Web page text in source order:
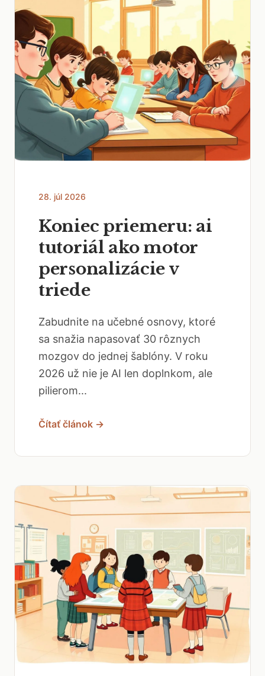
28. júl 2026
Koniec priemeru: ai
tutoriál ako motor
personalizácie v
triede
Zabudnite na učebné osnovy, ktoré
sa snažia napasovať 30 rôznych
mozgov do jednej šablóny. V roku
2026 už nie je AI len doplnkom, ale
pilierom...
Čítať článok →